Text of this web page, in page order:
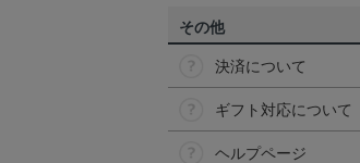
その他
決済について
ギフト対応について
ヘルプページ